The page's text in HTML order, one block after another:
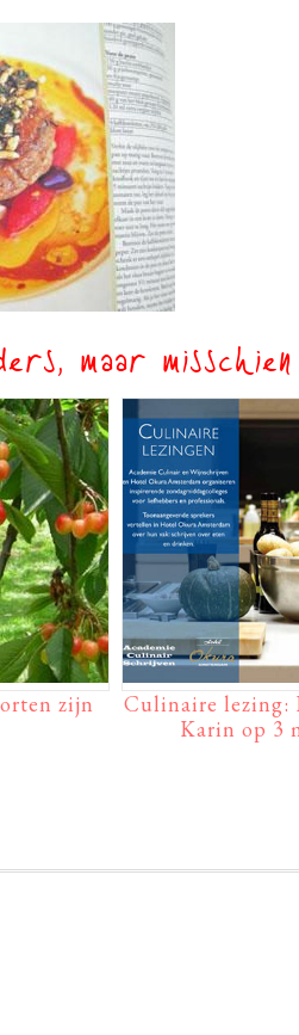
maar
zijn
Culinaire lezing:
Karin op 3